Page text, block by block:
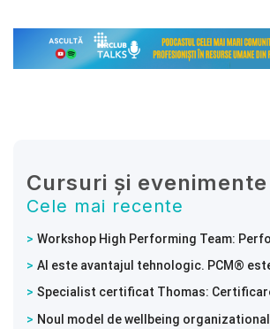
Cursuri și evenimente
Cele mai recente
Workshop High Performing Team: Performanta unei echipe incepe cu modul in care lucreaza
AI este avantajul tehnologic. PCM® este avantajul
Specialist certificat Thomas: Certificare PPA – Intelege comportamentele si potentialul
Noul model de wellbeing organizational BRIGHT